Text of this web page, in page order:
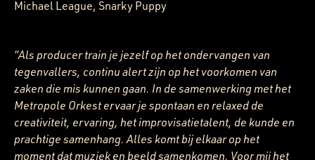
Michael League, Snarky Puppy
“Als producer train je jezelf op het ondervangen van
tegenvallers, continu alert zijn op het voorkomen van
zaken die mis kunnen gaan. In de samenwerking met het
Metropole Orkest ervaar je spontaan en relaxed de
creativiteit, ervaring, het improvisatietalent, de kunde en
prachtige samenhang. Alles komt bij elkaar op het
moment dat muziek en beeld samenkomen. Voor mij het